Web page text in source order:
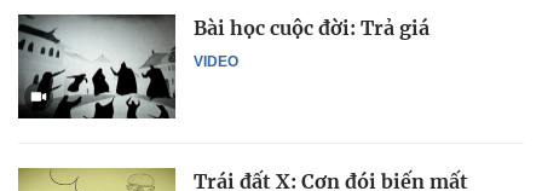
VIDEO
Bài học cuộc đời: Trả giá
Trái đất X: Cơn đói biến mất